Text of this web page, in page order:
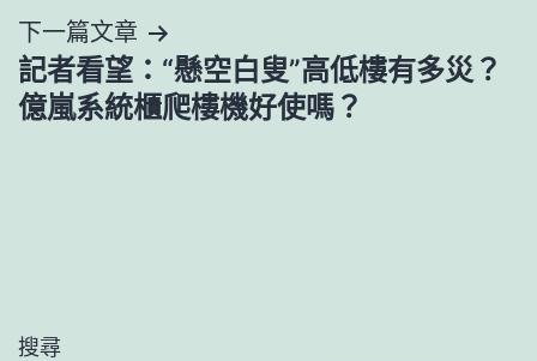
覽
下一篇文章
記者看望：“懸空白叟”高低樓有多災？
億嵐系統櫃爬樓機好使嗎？
搜尋